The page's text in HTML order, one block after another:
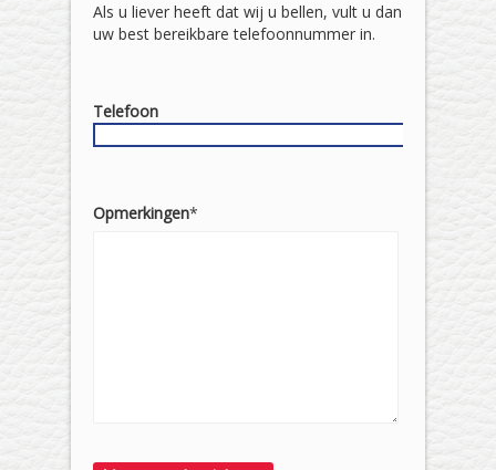
Als u liever heeft dat wij u bellen, vult u dan
uw best bereikbare telefoonnummer in.
Telefoon
Opmerkingen*